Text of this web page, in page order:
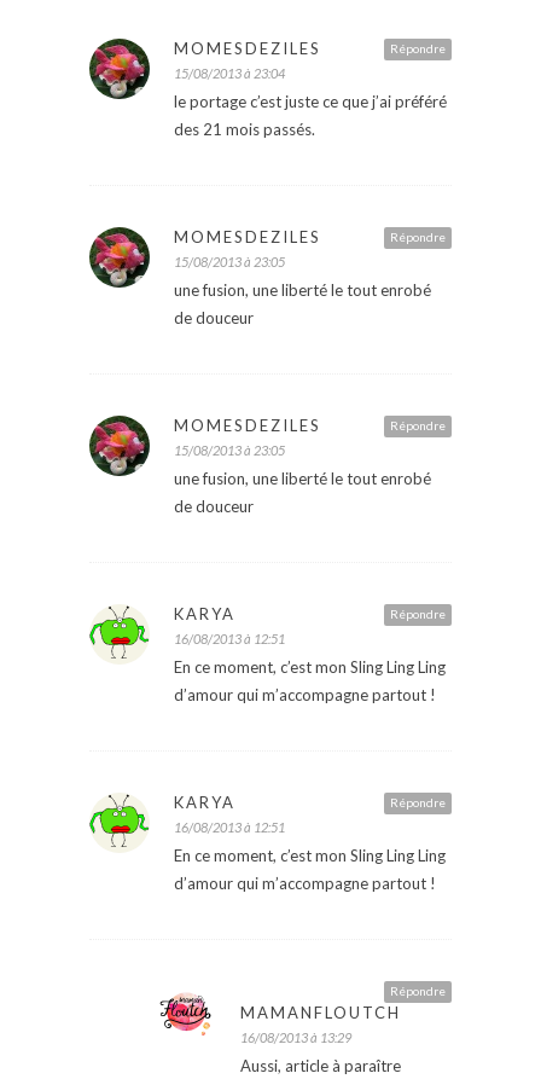
Répondre
MOMESDEZILES
15/08/2013 à 23:04
le portage c’est juste ce que j’ai préféré
des 21 mois passés.
Répondre
MOMESDEZILES
15/08/2013 à 23:05
une fusion, une liberté le tout enrobé
de douceur
Répondre
MOMESDEZILES
15/08/2013 à 23:05
une fusion, une liberté le tout enrobé
de douceur
Répondre
KARYA
16/08/2013 à 12:51
En ce moment, c’est mon Sling Ling Ling
d’amour qui m’accompagne partout !
Répondre
KARYA
16/08/2013 à 12:51
En ce moment, c’est mon Sling Ling Ling
d’amour qui m’accompagne partout !
Répondre
MAMANFLOUTCH
16/08/2013 à 13:29
Aussi, article à paraître